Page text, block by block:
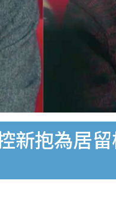
新抱為居